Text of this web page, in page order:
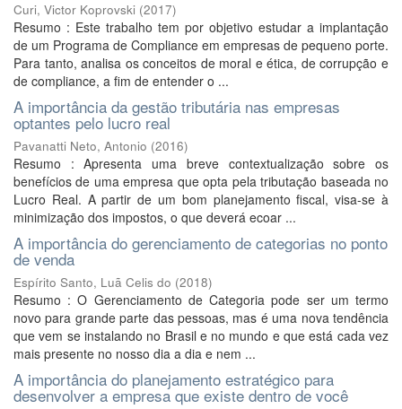
Curi, Victor Koprovski (2017)
Resumo : Este trabalho tem por objetivo estudar a implantação
de um Programa de Compliance em empresas de pequeno porte.
Para tanto, analisa os conceitos de moral e ética, de corrupção e
de compliance, a fim de entender o ...
A importância da gestão tributária nas empresas
optantes pelo lucro real
Pavanatti Neto, Antonio (2016)
Resumo : Apresenta uma breve contextualização sobre os
benefícios de uma empresa que opta pela tributação baseada no
Lucro Real. A partir de um bom planejamento fiscal, visa-se à
minimização dos impostos, o que deverá ecoar ...
A importância do gerenciamento de categorias no ponto
de venda
Espírito Santo, Luã Celis do (2018)
Resumo : O Gerenciamento de Categoria pode ser um termo
novo para grande parte das pessoas, mas é uma nova tendência
que vem se instalando no Brasil e no mundo e que está cada vez
mais presente no nosso dia a dia e nem ...
A importância do planejamento estratégico para
desenvolver a empresa que existe dentro de você